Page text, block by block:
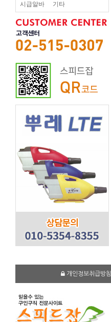
시급알바 기타
개인정보취급방침